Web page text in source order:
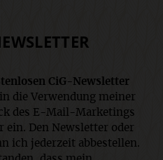
CiG-Newsletter
die Verwendung meiner
des E-Mail-Marketings
ein. Den Newsletter oder
ich jederzeit abbestellen.